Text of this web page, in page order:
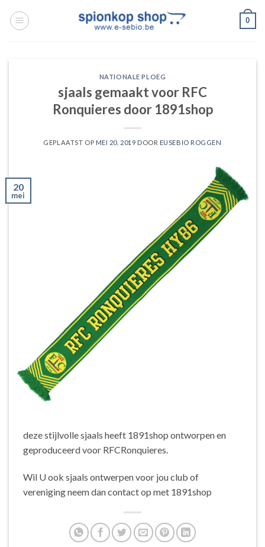
naar
0
NATIONALE PLOEG
sjaals gemaakt voor RFC
Ronquieres door 1891shop
GEPLAATST OP MEI 20, 2019 DOOR EUSEBIO ROGGEN
20
mei
deze stijlvolle sjaals heeft 1891shop ontworpen en
geproduceerd voor RFCRonquieres.
Wil U ook sjaals ontwerpen voor jou club of
vereniging neem dan contact op met 1891shop